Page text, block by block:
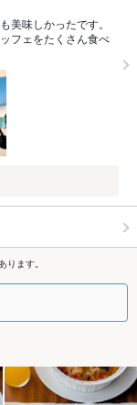
美味しかったです。
フェをたくさん食べ
ます。